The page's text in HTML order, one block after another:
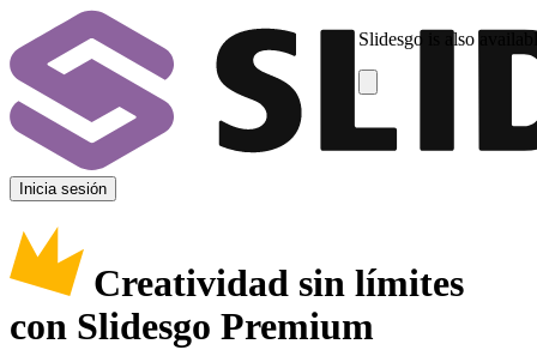
Slidesgo is also
Inicia sesión
Creatividad sin límites
con Slidesgo Premium